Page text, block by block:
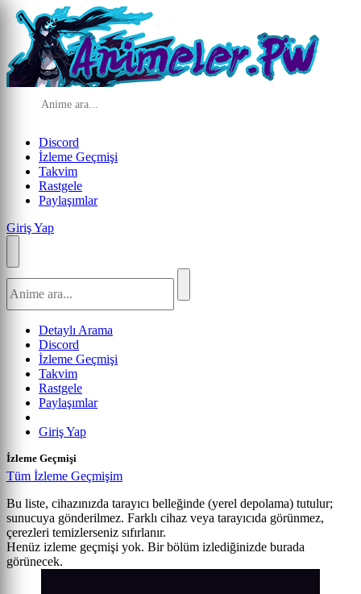
Discord
İzleme Geçmişi
Takvim
Rastgele
Paylaşımlar
Giriş Yap
Detaylı Arama
Discord
İzleme Geçmişi
Takvim
Rastgele
Paylaşımlar
Giriş Yap
İzleme Geçmişi
Tüm İzleme Geçmişim
Bu liste, cihazınızda tarayıcı belleğinde (yerel depolama) tutulur;
sunucuya gönderilmez. Farklı cihaz veya tarayıcıda görünmez,
çerezleri temizlerseniz sıfırlanır.
Henüz izleme geçmişi yok. Bir bölüm izlediğinizde burada
görünecek.